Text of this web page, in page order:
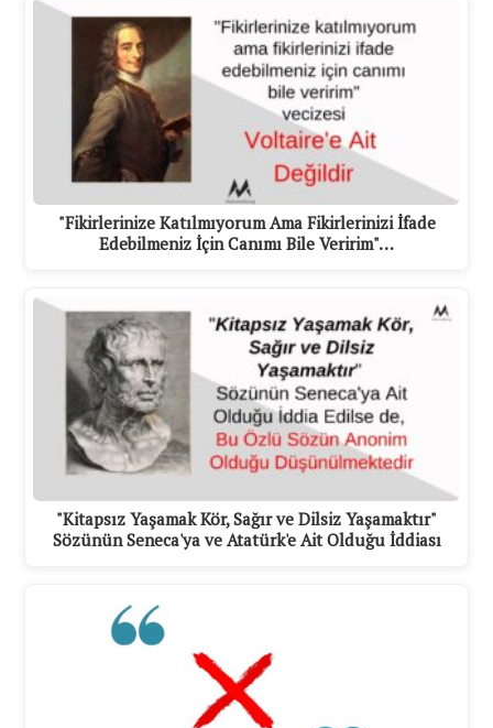
"Fikirlerinize Katılmıyorum Ama Fikirlerinizi İfade
Edebilmeniz İçin Canımı Bile Veririm"…
"Kitapsız Yaşamak Kör, Sağır ve Dilsiz Yaşamaktır"
Sözünün Seneca'ya ve Atatürk'e Ait Olduğu İddiası